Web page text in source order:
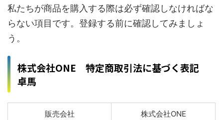
私たちが商品を購入する際は必ず確認しなければな
らない項目です。登録する前に確認してみましょ
う。
株式会社ONE 特定商取引法に基づく表記
卓馬
販売会社 株式会社ONE